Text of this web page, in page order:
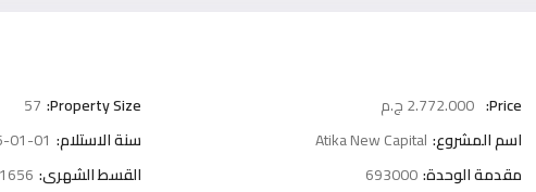
Price:
Property Size:
57
اسم المشروع: Atika New Capital سنة الاستلام: 01-01
مقدمة الوحدة:693000 القسط الشهرى: